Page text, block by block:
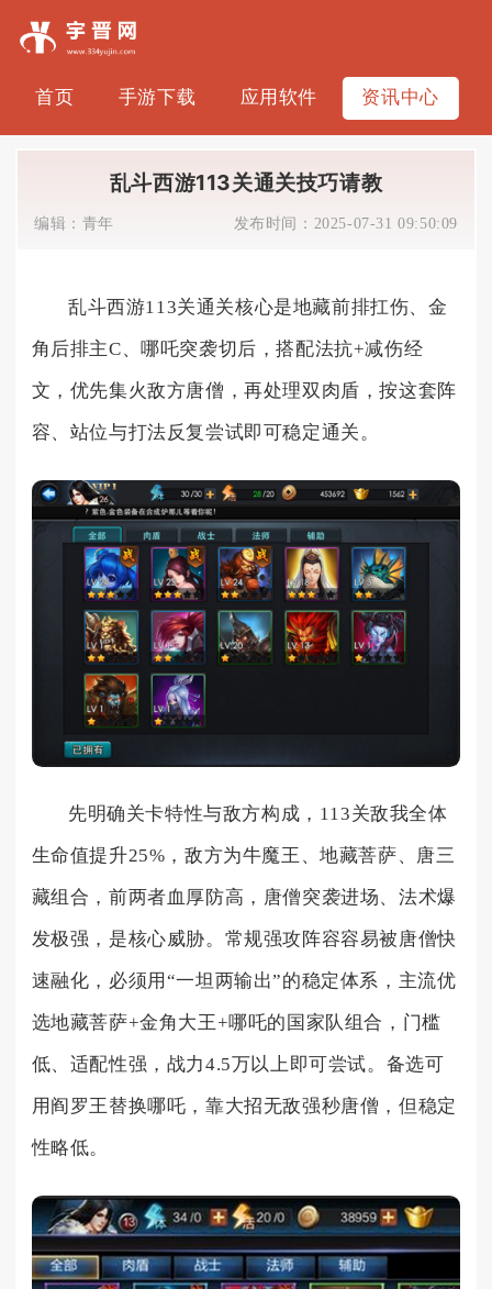
首页 手游下载 应用软件 资讯中心
乱斗西游113关通关技巧请教
编辑： 青年 发布时间： 2025-07-31 09:50:09
乱斗西游113关通关核心是地藏前排扛伤、金
角后排主C、哪吒突袭切后，搭配法抗+减伤经
文，优先集火敌方唐僧，再处理双肉盾，按这套阵
容、站位与打法反复尝试即可稳定通关。
先明确关卡特性与敌方构成，113关敌我全体
生命值提升25%，敌方为牛魔王、地藏菩萨、唐三
藏组合，前两者血厚防高，唐僧突袭进场、法术爆
发极强，是核心威胁。常规强攻阵容容易被唐僧快
速融化，必须用“一坦两输出”的稳定体系，主流优
选地藏菩萨+金角大王+哪吒的国家队组合，门槛
低、适配性强，战力4.5万以上即可尝试。备选可
用阎罗王替换哪吒，靠大招无敌强秒唐僧，但稳定
性略低。